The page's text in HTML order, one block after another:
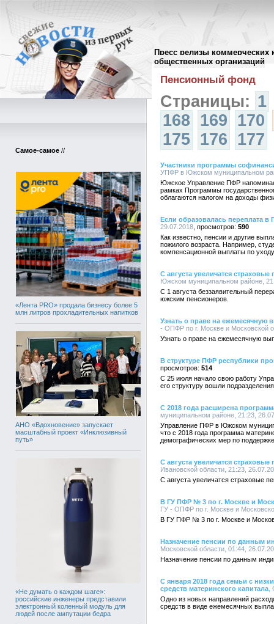
Пресс релизы коммерческих
общественных организаций
Самое-самое //
«Лента PRO» продала бизнесу более 5
млн литров прохладительных напитков
АНО «Вдохновение» запускает
масштабный проект «Инклюзивный
путь»
«Не думать о каждом шаге»:
российские инженеры представили
электронный коленный модуль для
людей после ампутации бедра
Архив пресс-релизов//
Пенсионный фонд
Страницы: 1
168 169 170
175 176 177
Участники программы
УПФР в Южском муниципальном
Южское Управление ПФР
рамках Программы
облагаются налогом на доходы
Если образовалась переплата в
29.07.2018
590
Как известно, пенсии и другие
пожилого возраста. Например,
компенсационной выплаты по
С августа увеличатся
Южском муниципальном районе,
С 1 августа беззаявительный
южским пенсионеров.
Узнать о праве на ежемесячную
- ОПФР по г. Москве и Московской
Узнать о праве на ежемесячную
В структуре ПФР республики
514
С 25 июля начало свою работу
его структуру вошли
С 2018 года расширена
муниципальном районе, 21:23,
Управление ПФР в Южском
что с 2018 года программа
демографических мер по
С августа увеличатся
Ивановской области, 21:23,
С августа увеличатся страховые
В ГУ ПФР № 3 по г. Москве и
ГУ - ОПФР по г. Москве и
В ГУ ПФР № 3 по г. Москве и
Назначение пенсии по данным
Московской области, 01:44,
Назначение пенсии по данным
С января 2018 года семьи с
средств материнского капитала
Одно из новых направлений
средств в виде ежемесячных